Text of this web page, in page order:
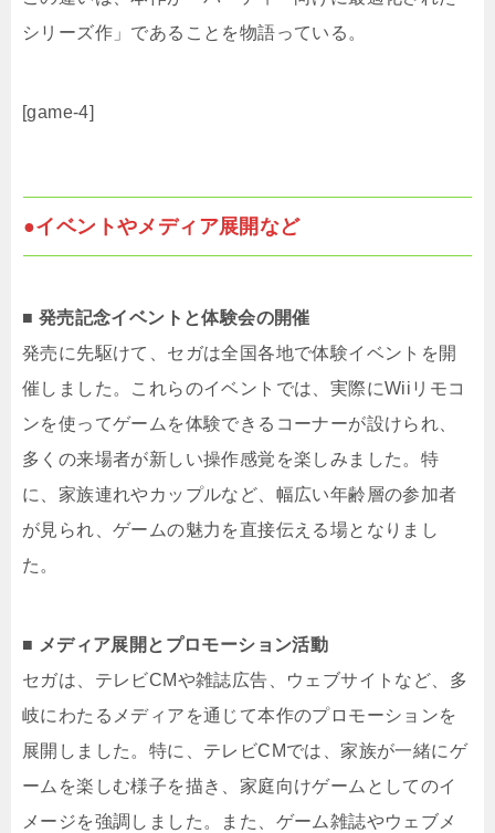
シリーズ作」であることを物語っている。
[game-4]
●イベントやメディア展開など
■ 発売記念イベントと体験会の開催
発売に先駆けて、セガは全国各地で体験イベントを開
催しました。​これらのイベントでは、実際にWiiリモコ
ンを使ってゲームを体験できるコーナーが設けられ、
多くの来場者が新しい操作感覚を楽しみました。​特
に、家族連れやカップルなど、幅広い年齢層の参加者
が見られ、ゲームの魅力を直接伝える場となりまし
た。​
■ メディア展開とプロモーション活動
セガは、テレビCMや雑誌広告、ウェブサイトなど、多
岐にわたるメディアを通じて本作のプロモーションを
展開しました。​特に、テレビCMでは、家族が一緒にゲ
ームを楽しむ様子を描き、家庭向けゲームとしてのイ
メージを強調しました。​また、ゲーム雑誌やウェブメ